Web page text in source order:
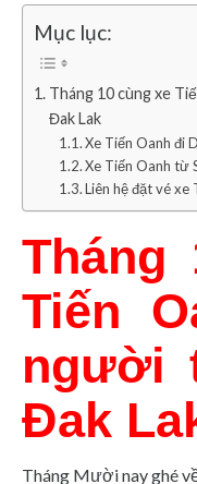
Mục lục:
Tháng 10 cùng xe
Đak Lak
Xe Tiến Oanh đi
Xe Tiến Oanh từ
Liên hệ đặt vé xe
Tháng
Tiến
người
Đak
Tháng Mười nay ghé